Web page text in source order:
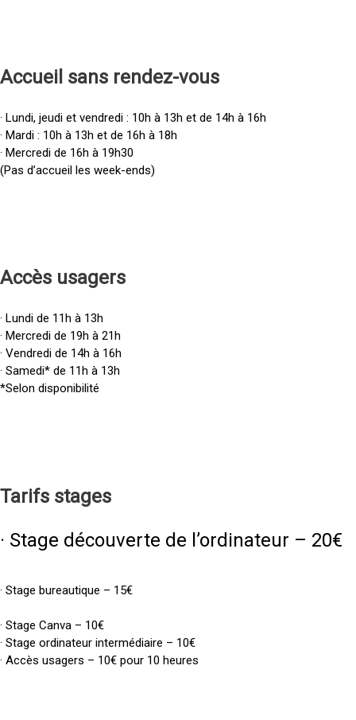
Accueil sans rendez-vous
· Lundi, jeudi et vendredi : 10h à 13h et de 14h à 16h
· Mardi : 10h à 13h et de 16h à 18h
· Mercredi de 16h à 19h30
(Pas d’accueil les week-ends)
Accès usagers
· Lundi de 11h à 13h
· Mercredi de 19h à 21h
· Vendredi de 14h à 16h
· Samedi* de 11h à 13h
*Selon disponibilité
Tarifs stages
· Stage découverte de l’ordinateur – 20€
· Stage bureautique – 15€
· Stage Canva – 10€
· Stage ordinateur intermédiaire – 10€
· Accès usagers – 10€ pour 10 heures